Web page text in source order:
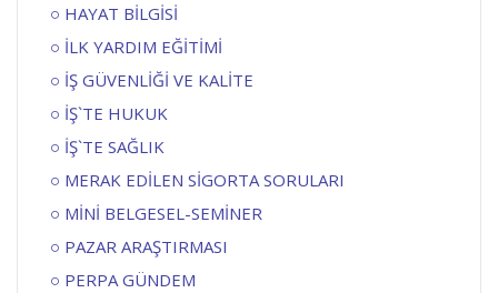
HAYAT BİLGİSİ
İLK YARDIM EĞİTİMİ
İŞ GÜVENLİĞİ VE KALİTE
İŞ`TE HUKUK
İŞ`TE SAĞLIK
MERAK EDİLEN SİGORTA SORULARI
MİNİ BELGESEL-SEMİNER
PAZAR ARAŞTIRMASI
PERPA GÜNDEM